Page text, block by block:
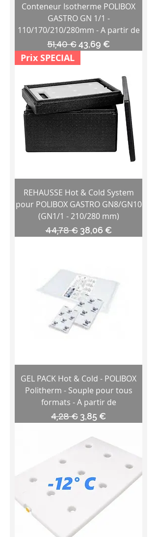
Conteneur Isotherme POLIBOX
GASTRO GN 1/1 -
110/170/210/280mm - A partir de
Prix original
51,40 €Prix promotionnel
43,69 €
Prix SPECIAL
REHAUSSE Hot & Cold System
pour POLIBOX GASTRO GN8/GN10
(GN1/1 - 210/280 mm)
Prix original
44,78 € Prix promotionnel
38,06 €
GEL PACK Hot & Cold - POLIBOX
Politherm - Souple pour tous
formats - A partir de
Prix original
4,28 € Prix promotionnel
3,85 €